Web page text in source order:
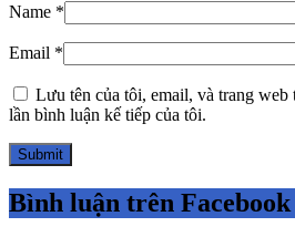
Name *
Email *
Lưu tên của tôi, email, và trang
lần bình luận kế tiếp của tôi.
Bình luận trên Facebook